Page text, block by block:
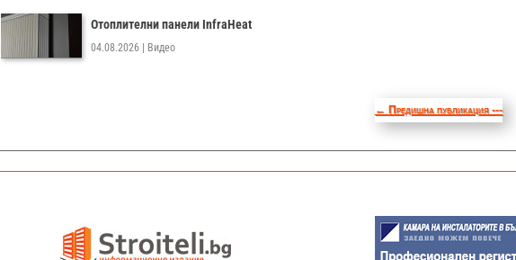
Отоплителни панели InfraHeat
04.08.2026 | Видео
← Предишна публикация ---